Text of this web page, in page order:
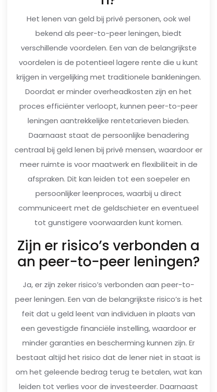
Het lenen van geld bij privé personen, ook wel
bekend als peer-to-peer leningen, biedt
verschillende voordelen. Een van de belangrijkste
voordelen is de potentieel lagere rente die u kunt
krijgen in vergelijking met traditionele bankleningen.
Doordat er minder overheadkosten zijn en het
proces efficiënter verloopt, kunnen peer-to-peer
leningen aantrekkelijke rentetarieven bieden.
Daarnaast staat de persoonlijke benadering
centraal bij geld lenen bij privé mensen, waardoor er
meer ruimte is voor maatwerk en flexibiliteit in de
afspraken. Dit kan leiden tot een soepeler en
persoonlijker leenproces, waarbij u direct
communiceert met de geldschieter en eventueel
tot gunstigere voorwaarden kunt komen.
Zijn er risico’s verbonden a
an peer-to-peer leningen?
Ja, er zijn zeker risico’s verbonden aan peer-to-
peer leningen. Een van de belangrijkste risico’s is het
feit dat u geld leent van individuen in plaats van
een gevestigde financiële instelling, waardoor er
minder garanties en bescherming kunnen zijn. Er
bestaat altijd het risico dat de lener niet in staat is
om het geleende bedrag terug te betalen, wat kan
leiden tot verlies voor de investeerder. Daarnaast